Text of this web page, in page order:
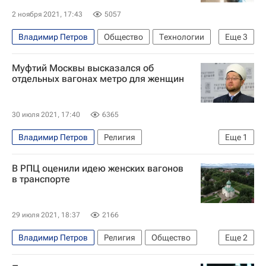
2 ноября 2021, 17:43 5057
Еще3
Владимир Петров Общество
Технологии
Ленинградская область
Максут Шадаев
Россия
Муфтий Москвы высказался об
отдельных вагонах метро для женщин
30 июля 2021, 17:40 6365
Еще 1
Владимир Петров
Религия
Ильдар Аляутдинов
В РПЦ оценили идею женских вагонов
в транспорте
29 июля 2021, 18:37 2166
Еще2
Владимир Петров Религия
Общество
Ленинградская область